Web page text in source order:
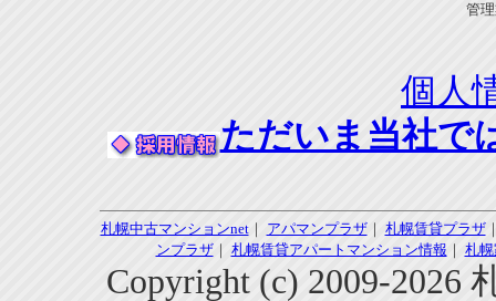
管
個人
ただいま当社で
札幌中古マンションnet｜ アパマンプラザ｜ 札幌賃貸プラザ
ンプラザ｜ 札幌賃貸アパートマンション情報 ｜ 札
Copyright (c) 2009-2026